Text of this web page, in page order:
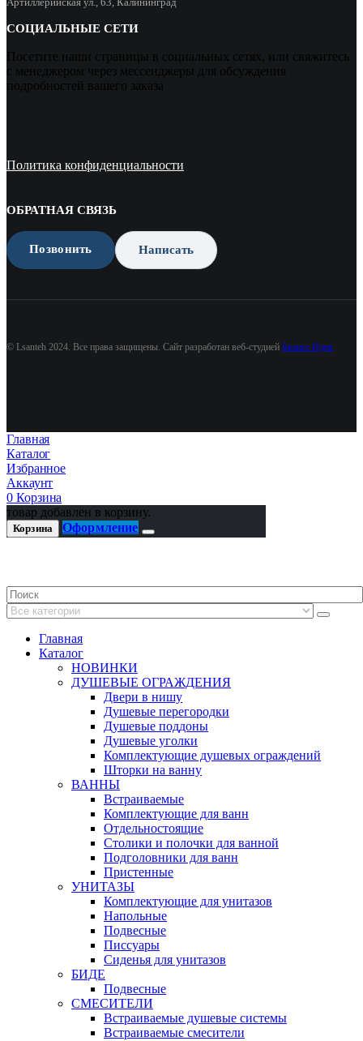
СОЦИАЛЬНЫЕ СЕТИ
Посетите наши страницы в социальных сетях, или свяжитесь
с менеджером через мессенджеры для обсуждения
подробностей вашего заказа
Политика конфиденциальности
ОБРАТНАЯ СВЯЗЬ
Позвонить Написать
© Lsanteh 2024. Все права защищены. Сайт разработан веб-студией Бизнес Идея
Главная
Каталог
Избранное
Аккаунт
0 Корзина
товар добавлен в корзину.
Корзина Оформление
Главная
Каталог
НОВИНКИ
ДУШЕВЫЕ ОГРАЖДЕНИЯ
Двери в нишу
Душевые перегородки
Душевые поддоны
Душевые уголки
Комплектующие душевых ограждений
Шторки на ванну
ВАННЫ
Встраиваемые
Комплектующие для ванн
Отдельностоящие
Столики и полочки для ванной
Подголовники для ванн
Пристенные
УНИТАЗЫ
Комплектующие для унитазов
Напольные
Подвесные
Писсуары
Сиденья для унитазов
БИДЕ
Подвесные
СМЕСИТЕЛИ
Встраиваемые душевые системы
Встраиваемые смесители